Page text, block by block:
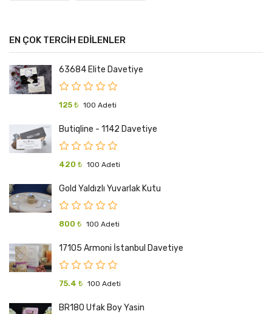
EN ÇOK TERCİH EDİLENLER
63684 Elite Davetiye
125 ₺ 100 Adeti
Butiqline - 1142 Davetiye
420 ₺ 100 Adeti
Gold Yaldızlı Yuvarlak Kutu
800 ₺ 100 Adeti
17105 Armoni İstanbul Davetiye
75.4 ₺ 100 Adeti
BR180 Ufak Boy Yasin